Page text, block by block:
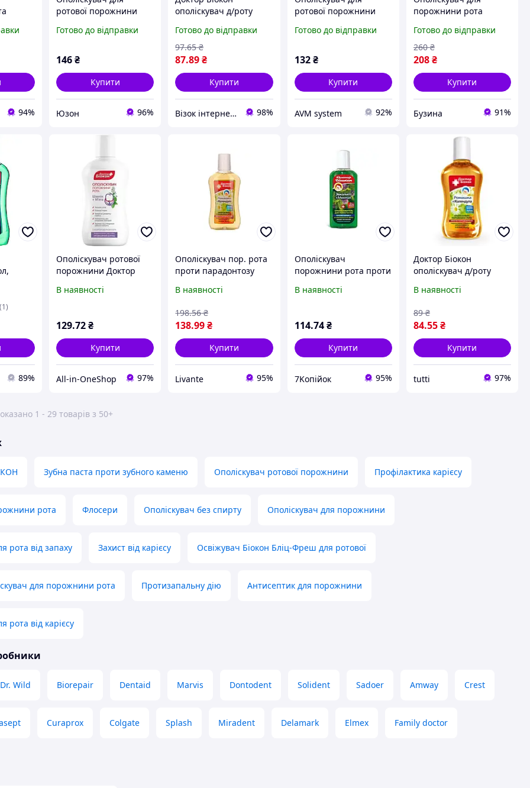
94%
ротової порожнини
та м&apos;ята
Готово до відправки
146₴
Купити
Юзон 96%
ополіскувач д/роту
карієсу
Готово до відправки
87.89₴
97.65 ₴
Купити
Візок інтернет-магазин 98%
ротової порожнини
Чайне дерево + алое,
Готово до відправки
132 ₴
Купити
AVM system 92%
порожнини рота
Проти парадонтозу
Ромашка та календула
300 мл (4820160035324)
(U0826953_BR)
Готово до відправки
208₴
260 ₴
Купити
Бузина 91%
мл
(1)
89%
Ополіскувач ротової
порожнини Доктор
300 мл
В наявності
129.72₴
Купити
All-in-OneShop 97%
Ополіскувач пор. рота
проти парадонтозу
календула)300мл ТМ
В наявності
138.99₴
198.56 ₴
Купити
Livante 95%
Ополіскувач
порожнини рота проти
ментол)300мл. ТМ
В наявності
114.74 ₴
Купити
7Koпійок 95%
Доктор Біокон
ополіскувач д/роту
календула п/
В наявності
84.55₴
89 ₴
Купити
tutti 97%
1 - 29 товарів з 50+
Зубна паста проти зубного каменю Ополіскувач ротової порожнини Профілактика карієсу
рота Флосери Ополіскувач без спирту Ополіскувач для порожнини
рота від запаху Захист від карієсу Освіжувач Біокон Бліц-Фреш для ротової
для порожнини рота Протизапальну дію Антисептик для порожнини
рота від карієсу
Dr. Wild Biorepair Dentaid Marvis Dontodent Solident Sadoer Amway Crest
Curaprox Colgate Splash Miradent Delamark Elmex Family doctor